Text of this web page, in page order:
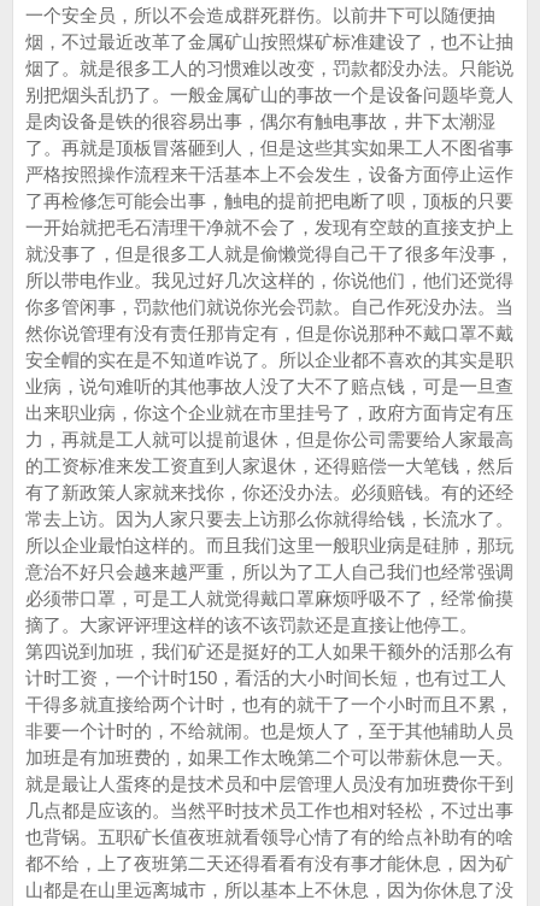
一个安全员，所以不会造成群死群伤。以前井下可以随便抽
烟，不过最近改革了金属矿山按照煤矿标准建设了，也不让抽
烟了。就是很多工人的习惯难以改变，罚款都没办法。只能说
别把烟头乱扔了。一般金属矿山的事故一个是设备问题毕竟人
是肉设备是铁的很容易出事，偶尔有触电事故，井下太潮湿
了。再就是顶板冒落砸到人，但是这些其实如果工人不图省事
严格按照操作流程来干活基本上不会发生，设备方面停止运作
了再检修怎可能会出事，触电的提前把电断了呗，顶板的只要
一开始就把毛石清理干净就不会了，发现有空鼓的直接支护上
就没事了，但是很多工人就是偷懒觉得自己干了很多年没事，
所以带电作业。我见过好几次这样的，你说他们，他们还觉得
你多管闲事，罚款他们就说你光会罚款。自己作死没办法。当
然你说管理有没有责任那肯定有，但是你说那种不戴口罩不戴
安全帽的实在是不知道咋说了。所以企业都不喜欢的其实是职
业病，说句难听的其他事故人没了大不了赔点钱，可是一旦查
出来职业病，你这个企业就在市里挂号了，政府方面肯定有压
力，再就是工人就可以提前退休，但是你公司需要给人家最高
的工资标准来发工资直到人家退休，还得赔偿一大笔钱，然后
有了新政策人家就来找你，你还没办法。必须赔钱。有的还经
常去上访。因为人家只要去上访那么你就得给钱，长流水了。
所以企业最怕这样的。而且我们这里一般职业病是硅肺，那玩
意治不好只会越来越严重，所以为了工人自己我们也经常强调
必须带口罩，可是工人就觉得戴口罩麻烦呼吸不了，经常偷摸
摘了。大家评评理这样的该不该罚款还是直接让他停工。
第四说到加班，我们矿还是挺好的工人如果干额外的活那么有
计时工资，一个计时150，看活的大小时间长短，也有过工人
干得多就直接给两个计时，也有的就干了一个小时而且不累，
非要一个计时的，不给就闹。也是烦人了，至于其他辅助人员
加班是有加班费的，如果工作太晚第二个可以带薪休息一天。
就是最让人蛋疼的是技术员和中层管理人员没有加班费你干到
几点都是应该的。当然平时技术员工作也相对轻松，不过出事
也背锅。五职矿长值夜班就看领导心情了有的给点补助有的啥
都不给，上了夜班第二天还得看看有没有事才能休息，因为矿
山都是在山里远离城市，所以基本上不休息，因为你休息了没